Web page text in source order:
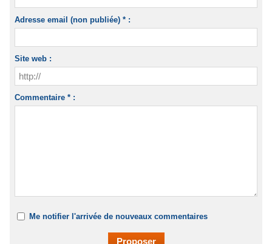
Adresse email (non publiée) * :
Site web :
Commentaire * :
Me notifier l'arrivée de nouveaux commentaires